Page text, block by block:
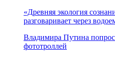
«Древняя экология
разговаривает через
Владимира Путина
фототроллей